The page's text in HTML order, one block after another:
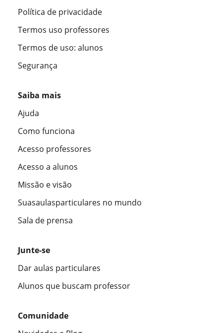
Política de privacidade
Termos uso professores
Termos de uso: alunos
Segurança
Saiba mais
Ajuda
Como funciona
Acesso professores
Acesso a alunos
Missão e visão
Suasaulasparticulares no mundo
Sala de prensa
Junte-se
Dar aulas particulares
Alunos que buscam professor
Comunidade